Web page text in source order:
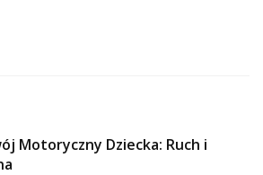
Motoryczny Dziecka: Ruch i